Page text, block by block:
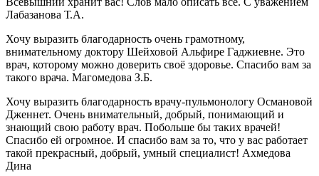
Лабазанова Т.А.
Хочу выразить благодарность очень грамотному,
внимательному доктору Шейховой Альфире Гаджиевне. Это
врач, которому можно доверить своё здоровье. Спасибо вам за
такого врача. Магомедова З.Б.
Хочу выразить благодарность врачу-пульмонологу Османовой
Дженнет. Очень внимательный, добрый, понимающий и
знающий свою работу врач. Побольше бы таких врачей!
Спасибо ей огромное. И спасибо вам за то, что у вас работает
такой прекрасный, добрый, умный специалист! Ахмедова
Дина